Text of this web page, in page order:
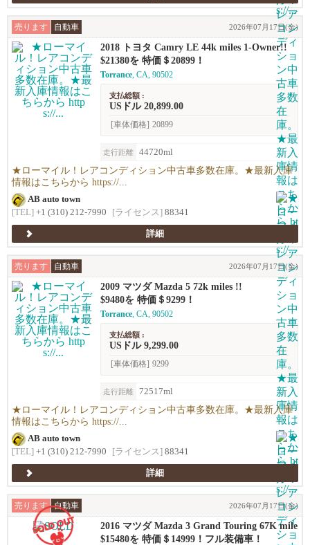
売ります 自動車 2026年07月17日(金)
2018 トヨタ Camry LE 44k miles 1-Owner!!
$21380を 特価＄20899！
Torrance, CA, 90502
支払総額 :
USドル 20,899.00
[車体価格] 20899
走行距離 44720ml
★ローマイル！レアコンディション中古車多数在庫。★最新入庫
情報はこちらから https://...
AB auto town
[TEL] +1 (310) 212-7990 [ライセンス] 88341
詳細
売ります 自動車 2026年07月17日(金)
2009 マツダ Mazda 5 72k miles !!
$9480を 特価＄9299！
Torrance, CA, 90502
支払総額 :
USドル 9,299.00
[車体価格] 9299
走行距離 72517ml
★ローマイル！レアコンディション中古車多数在庫。★最新入庫
情報はこちらから https://...
AB auto town
[TEL] +1 (310) 212-7990 [ライセンス] 88341
詳細
売ります 自動車 2026年07月17日(金)
2016 マツダ Mazda 3 Grand Touring 67K mile
s !
$15480を 特価＄14999！フル装備車！